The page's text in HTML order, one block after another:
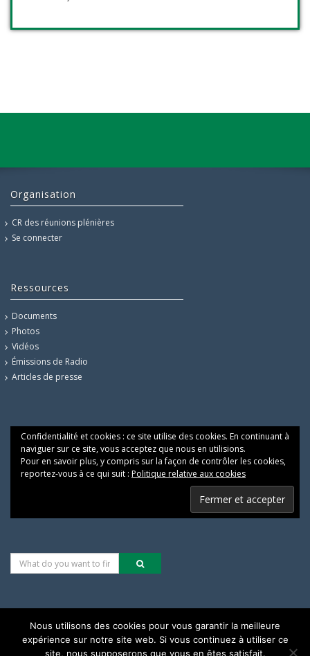
Organisation
CR des réunions plénières
Se connecter
Ressources
Documents
Photos
Vidéos
Émissions de Radio
Articles de presse
Confidentialité et cookies : ce site utilise des cookies. En continuant à
naviguer sur ce site, vous acceptez que nous en utilisions.
Pour en savoir plus, y compris sur la façon de contrôler les cookies,
reportez-vous à ce qui suit : Politique relative aux cookies
Les alternatives pour une justice climatique & sociale
Nous utilisons des cookies pour vous garantir la meilleure
expérience sur notre site web. Si vous continuez à utiliser ce
site, nous supposerons que vous en êtes satisfait.